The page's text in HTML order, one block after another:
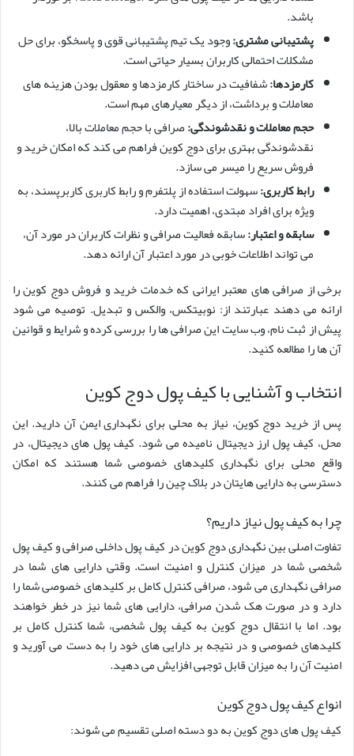
باشد.
پشتیبانی مشتری:وجود یک تیم پشتیبانی قوی و پاسخگو، برای حل
مشکلات احتمالی کاربران بسیار حیاتی است.
کارمزدها:شفافیت در ساختار کارمزدها و معقول بودن هزینه های
معاملات و برداشت، از دیگر معیارهای مهم است.
حجم معاملات و نقدشوندگی:صرافی با حجم معاملات بالا،
نقدشوندگی بهتری برای دوج کوین فراهم می کند که امکان خرید و
فروش سریع را میسر می سازد.
رابط کاربری:سهولت استفاده از پلتفرم و رابط کاربری کاربرپسند، به
ویژه برای افراد مبتدی، اهمیت دارد.
سابقه و اعتبار:سابقه فعالیت صرافی و نظرات کاربران در مورد آن،
می تواند اطلاعات خوبی در مورد اعتبار آن ارائه دهد.
برخی از صرافی های معتبر ایرانی که خدمات خرید و فروش دوج کوین را
ارائه می دهند عبارتند از: نوبیتکس، والکس و تبدیل. توصیه می شود
پیش از ثبت نام، وب سایت این صرافی ها را بررسی کرده و شرایط و قوانین
آن ها را مطالعه کنید.
انتخاب و آشنایی با کیف پول دوج کوین
پس از خرید دوج کوین، نیاز به محلی برای نگهداری ایمن آن دارید. این
محل، کیف پول ارز دیجیتال نامیده می شود. کیف پول های دیجیتال، در
واقع محلی برای نگهداری کلیدهای خصوصی شما هستند که امکان
دسترسی به دارایی هایتان در بلاک چین را فراهم می کنند.
چرا به کیف پول نیاز داریم؟
تفاوت اصلی بین نگهداری دوج کوین در کیف پول داخلی صرافی و کیف پول
شخصی شما در میزان کنترل و امنیت است. وقتی دارایی های شما در
صرافی نگهداری می شود، صرافی کنترل کامل بر کلیدهای خصوصی شما را
دارد و در صورت هک شدن صرافی، دارایی های شما نیز در خطر خواهند
بود. اما با انتقال دوج کوین به کیف پول شخصی، شما کنترل کامل بر
کلیدهای خصوصی و در نتیجه بر دارایی های خود را به دست می آورید و
امنیت آن را به میزان قابل توجهی افزایش می دهید.
انواع کیف پول دوج کوین
کیف پول های دوج کوین به دو دسته اصلی تقسیم می شوند: